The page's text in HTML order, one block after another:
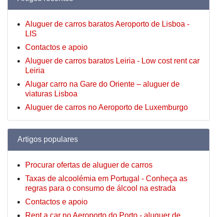
Aluguer de carros baratos Aeroporto de Lisboa -
LIS
Contactos e apoio
Aluguer de carros baratos Leiria - Low cost rent car
Leiria
Alugar carro na Gare do Oriente – aluguer de
viaturas Lisboa
Aluguer de carros no Aeroporto de Luxemburgo
Artigos populares
Procurar ofertas de aluguer de carros
Taxas de alcoolémia em Portugal - Conheça as
regras para o consumo de álcool na estrada
Contactos e apoio
Rent a car no Aeroporto do Porto - aluguer de